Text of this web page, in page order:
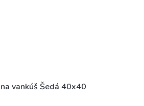
vankúš Šedá 40x40